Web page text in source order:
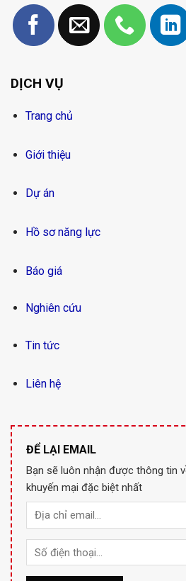
DỊCH VỤ
Trang chủ
Giới thiệu
Dự án
Hồ sơ năng lực
Báo giá
Nghiên cứu
Tin tức
Liên hệ
ĐỂ LẠI EMAIL
Bạn sẽ luôn nhận được thông tin
khuyến mại đặc biệt nhất